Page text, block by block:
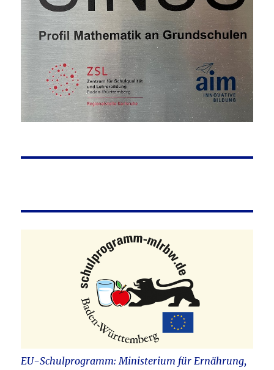
EU-Schulprogramm: Ministerium für Ernährung,